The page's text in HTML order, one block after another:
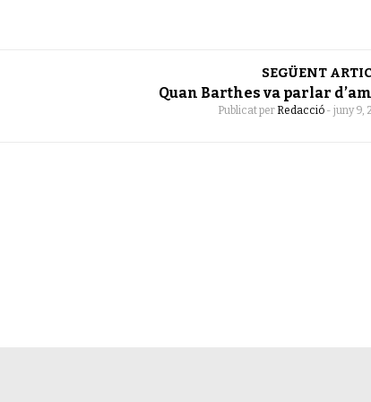
SEGÜENT
Quan Barthes va parlar
Publicat per Redacció - juny 9,